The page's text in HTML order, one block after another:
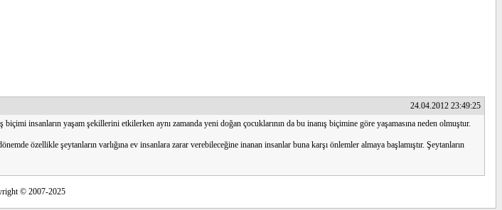
24.04.2012 23:49:25
insanların yaşam şekillerini etkilerken aynı zamanda yeni doğan çocuklarının da bu inanış biçimine göre yaşamasına neden olmuştur.
özellikle şeytanların varlığına ev insanlara zarar verebileceğine inanan insanlar buna karşı önlemler almaya başlamıştır. Şeytanların
© 2007-2025